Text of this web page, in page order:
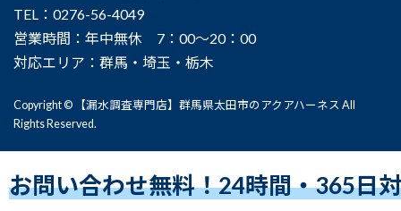
TEL：0276-56-4049
営業時間：年中無休 7：00～20：00
対応エリア：群馬・埼玉・栃木
Copyright © 【漏水調査専門店】群馬県太田市のアクアハーネス All
Rights Reserved.
お問い合わせ無料！24時間・365日